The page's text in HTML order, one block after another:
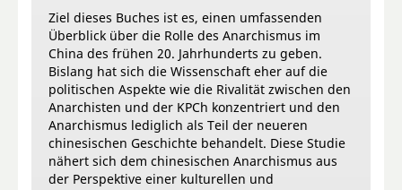
Ziel dieses Buches ist es, einen umfassenden
Überblick über die Rolle des Anarchismus im
China des frühen 20. Jahrhunderts zu geben.
Bislang hat sich die Wissenschaft eher auf die
politischen Aspekte wie die Rivalität zwischen den
Anarchisten und der KPCh konzentriert und den
Anarchismus lediglich als Teil der neueren
chinesischen Geschichte behandelt. Diese Studie
nähert sich dem chinesischen Anarchismus aus
der Perspektive einer kulturellen und